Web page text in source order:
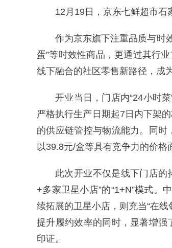
12月19日，京东七鲜超市石
作为京东旗下注重品质与时
蛋”等时效性商品，更通过其行
线下融合的社区零售新路径，成
开业当日，门店内“24小时
严格执行生产日期起7日内下架
的供应链管控与物流能力。同
以39.8元/盒等具有竞争力的价格
此次开业不仅是线下门店的
+多家卫星小店”的“1+N”模式。
续拓展的卫星小店，则充当“在
提升履约效率的同时，显著增
印证。